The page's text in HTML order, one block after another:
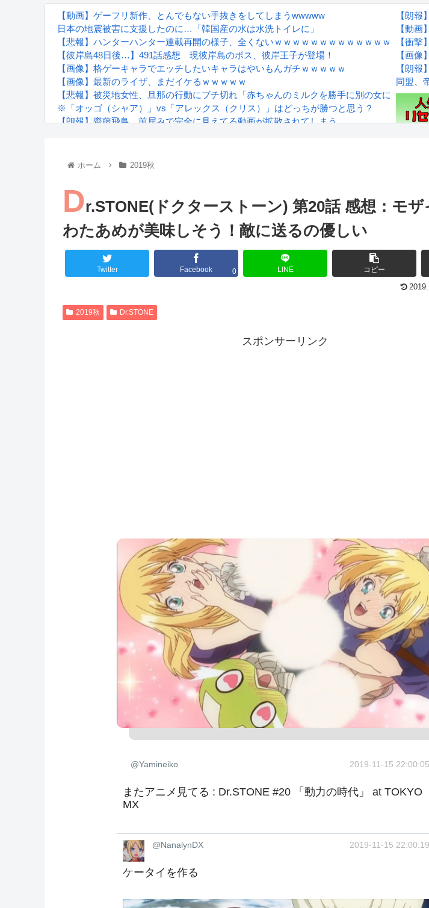
【動画】ゲーフリ新作、とんでもない手抜きをしてしまうwwwww
日本の地震被害に支援したのに…「韓国産の水は水洗トイレに」
【悲報】ハンターハンター連載再開の様子、全くないｗｗｗｗｗｗｗｗｗｗｗｗｗ
【彼岸島48日後…】491話感想 現彼岸島のボス、彼岸王子が登場！
【画像】格ゲーキャラでエッチしたいキャラはやいもんガチｗｗｗｗｗ
【画像】最新のライザ、まだイケるｗｗｗｗｗ
【悲報】被災地女性、旦那の行動にブチ切れ「赤ちゃんのミルクを勝手に別の女に譲った
※「オッゴ（シャア）」vs「アレックス（クリス）」はどっちが勝つと思う？
【朗報】齋藤飛鳥、前屈みで完全に見えてる動画が拡散されてしまう…
るろうに剣心 -明治剣客浪漫譚- 京都動乱 第33話の感想
Powered by livedoor 相互RSS
【朗
【動
【衝
【画
【朗
同盟、
ホーム 2019秋
Dr.STONE(ドクターストーン) 第20話 感想：モ
わたあめが美味しそう！敵に送るの優しい
Twitter Facebook 0 LINE コピー
2019秋 Dr.STONE
スポンサーリンク
@Yamineiko 2019-11-15 22:00:05
またアニメ見てる : Dr.STONE #20 「動力の時代」 at TOKYO
MX
@NanalynDX 2019-11-15 22:00:19
ケータイを作る